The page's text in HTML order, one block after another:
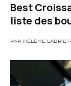
Best
liste des
PAR HÉLÈNE